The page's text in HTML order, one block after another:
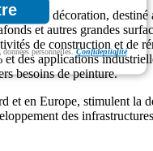
personnelles.Confidentialité
de la décoration,
et autres grandes
de construction et de
des applications
besoins de peinture.
et en Europe, stimulent la
des